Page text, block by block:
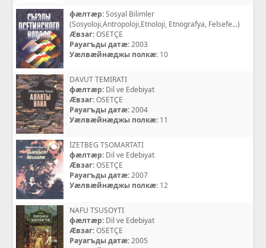
фæлтæр:Sosyal Bilimler
(Sosyoloji,Antropoloji,Etnoloji, Etnografya, Felsefe...)
Æвзаг:OSETÇE
Рауагъды датæ:2003
Уæлвæйнæджы полкæ: 10
DAVUT TEMIRATI
фæлтæр: Dil ve Edebiyat
Æвзаг:OSETÇE
Рауагъды датæ:2004
Уæлвæйнæджы полкæ: 11
İZETBEG TSOMARTATI
фæлтæр: Dil ve Edebiyat
Æвзаг:OSETÇE
Рауагъды датæ:2007
Уæлвæйнæджы полкæ: 12
NAFU TSUSOYTI
фæлтæр: Dil ve Edebiyat
Æвзаг:OSETÇE
Рауагъды датæ:2005